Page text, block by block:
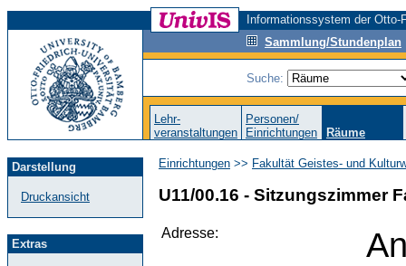
Informationssystem der
Sammlung/Stundenplan
Suche:
Lehr-
veranstaltungen
Personen/
Einrichtungen
Räume
Darstellung
Druckansicht
Extras
Einrichtungen >> Fakultät Geistes- und
U11/00.16 - Sitzungszimmer
Adresse: